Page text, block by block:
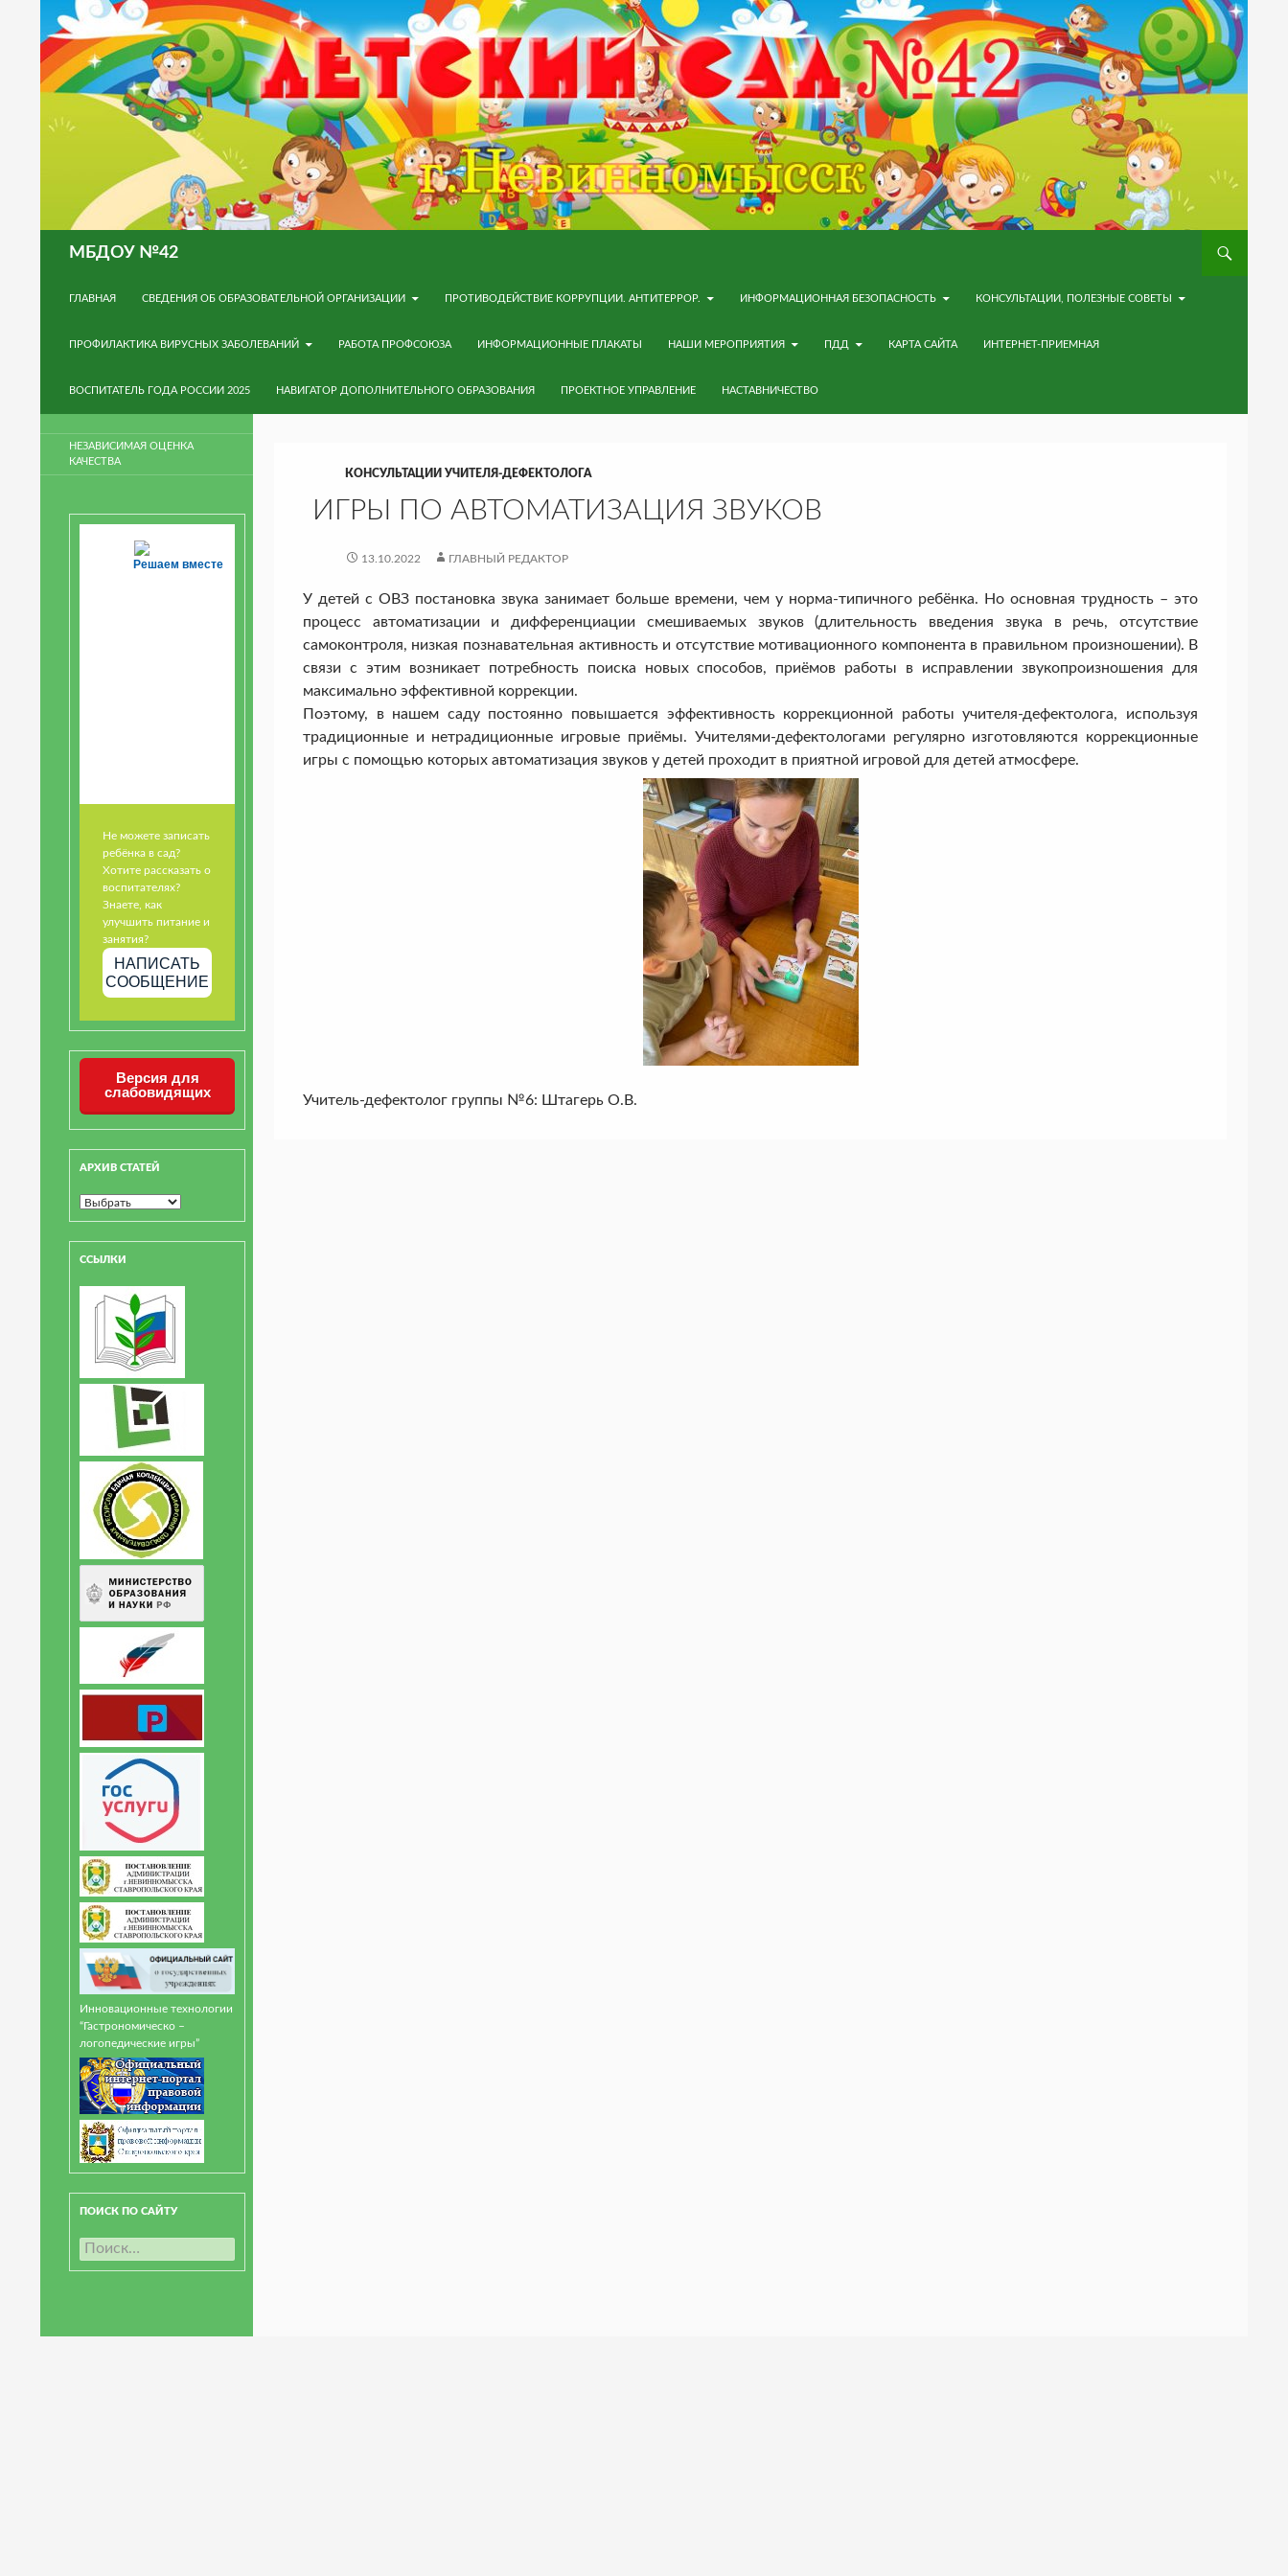
МБДОУ №42
ГЛАВНАЯ
СВЕДЕНИЯ ОБ ОБРАЗОВАТЕЛЬНОЙ ОРГАНИЗАЦИИ ПРОТИВОДЕЙСТВИЕ КОРРУПЦИИ. АНТИТЕРРОР. ИНФОРМАЦИОННАЯ БЕЗОПАСНОСТЬ КОНСУЛЬТАЦИИ, ПОЛЕЗНЫЕ СОВЕТЫ
ПРОФИЛАКТИКА ВИРУСНЫХ ЗАБОЛЕВАНИЙ РАБОТА ПРОФСОЮЗА ИНФОРМАЦИОННЫЕ ПЛАКАТЫ НАШИ МЕРОПРИЯТИЯ ПДД КАРТА САЙТА ИНТЕРНЕТ-ПРИЕМНАЯ
ВОСПИТАТЕЛЬ ГОДА РОССИИ 2025 НАВИГАТОР ДОПОЛНИТЕЛЬНОГО ОБРАЗОВАНИЯ ПРОЕКТНОЕ УПРАВЛЕНИЕ НАСТАВНИЧЕСТВО
КОНСУЛЬТАЦИИ УЧИТЕЛЯ-ДЕФЕКТОЛОГА
ИГРЫ ПО АВТОМАТИЗАЦИЯ ЗВУКОВ
13.10.2022 ГЛАВНЫЙ РЕДАКТОР
У детей с ОВЗ постановка звука занимает больше времени, чем у норма-типичного ребёнка. Но основная трудность – это
процесс автоматизации и дифференциации смешиваемых звуков (длительность введения звука в речь, отсутствие
самоконтроля, низкая познавательная активность и отсутствие мотивационного компонента в правильном произношении). В
связи с этим возникает потребность поиска новых способов, приёмов работы в исправлении звукопроизношения для
максимально эффективной коррекции.
Поэтому, в нашем саду постоянно повышается эффективность коррекционной работы учителя-дефектолога, используя
традиционные и нетрадиционные игровые приёмы. Учителями-дефектологами регулярно изготовляются коррекционные
игры с помощью которых автоматизация звуков у детей проходит в приятной игровой для детей атмосфере.
Учитель-дефектолог группы №6: Штагерь О.В.
НЕЗАВИСИМАЯ ОЦЕНКА
КАЧЕСТВА
Решаем вместе
Не можете записать
ребёнка в сад?
Хотите рассказать о
воспитателях?
Знаете, как
улучшить питание и
занятия?
НАПИСАТЬ
СООБЩЕНИЕ
Версия для
слабовидящих
АРХИВ СТАТЕЙ
ССЫЛКИ
Инновационные технологии
“Гастрономическо –
логопедические игры”
ПОИСК ПО САЙТУ
Н
а